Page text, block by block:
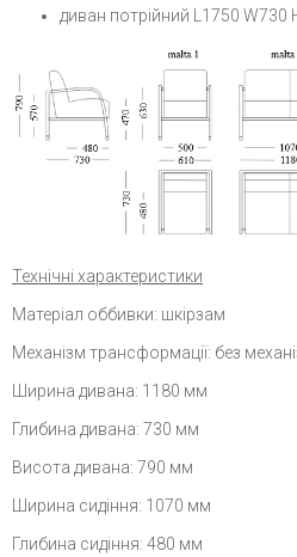
диван потрійний L1750 W730
Технічні характеристики
Матеріал оббивки: шкірзам
Механізм трансформації: без
Ширина дивана: 1180 мм
Глибина дивана: 730 мм
Висота дивана: 790 мм
Ширина сидіння: 1070 мм
Глибина сидіння: 480 мм